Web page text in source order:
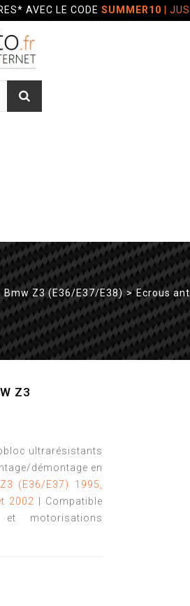
AVEC LE CODE SUMMER10 |
Bmw Z3 (E36/E37/E38) > Ecrous
Z3
ultrarésistants
démontage en
(E36/E37) 1995,
2002
| Compatible
motorisations